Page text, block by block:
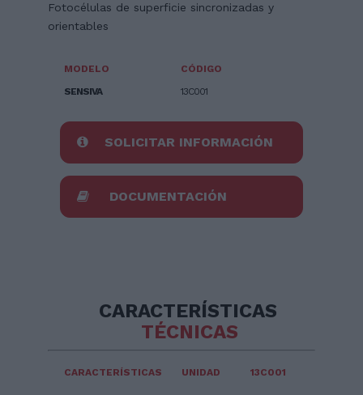
Fotocélulas de superficie sincronizadas y
orientables
MODELO
CÓDIGO
SENSIVA
13C001
SOLICITAR INFORMACIÓN
DOCUMENTACIÓN
CARACTERÍSTICAS
TÉCNICAS
CARACTERÍSTICAS UNIDAD 13C001